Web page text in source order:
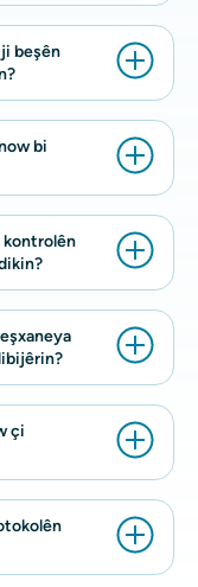
beşên
bi
kontrolên
çi